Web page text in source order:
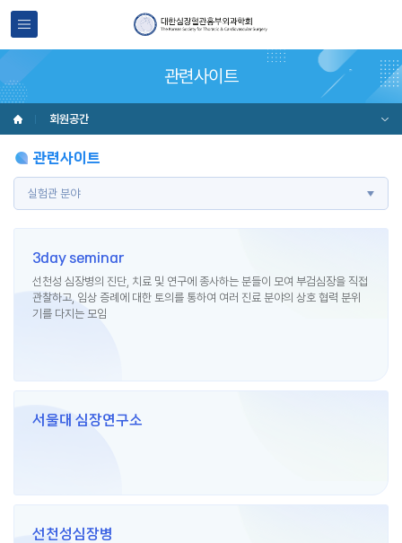
관련사이트
회원공간
관련사이트
실험관 분야
3day seminar
선천성 심장병의 진단, 치료 및 연구에 종사하는 분들이 모여 부검심장을 직접
관찰하고, 임상 증례에 대한 토의를 통하여 여러 진료 분야의 상호 협력 분위
기를 다지는 모임
서울대 심장연구소
선천성심장병